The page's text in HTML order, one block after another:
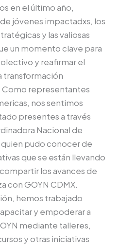
en el último año,
jóvenes impactadxs, los
y las valiosas
un momento clave para
y reafirmar el
transformación
representantes
nos sentimos
presentes a través
Nacional de
pudo conocer de
que se están llevando
los avances de
con GOYN CDMX.
hemos trabajado
y empoderar a
mediante talleres,
y otras iniciativas